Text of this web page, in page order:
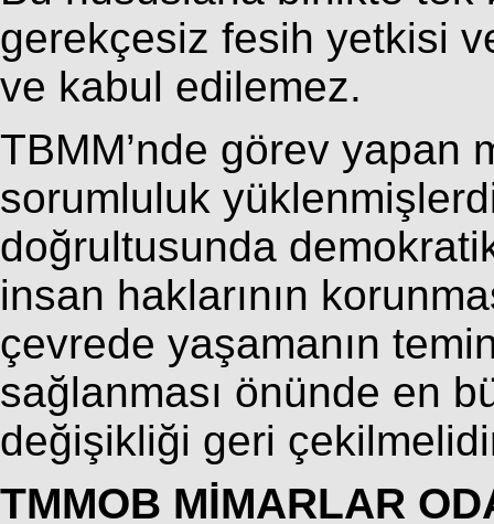
gerekçesiz fesih yetkisi
ve kabul edilemez.
TBMM’nde görev yapan
sorumluluk
doğrultusunda
insan haklarının
çevrede yaşamanın
sağlanması önünde en
değişikliği geri
TMMOB MİMARLAR